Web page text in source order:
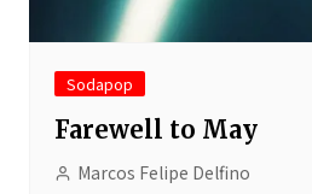
Sodapop
Farewell to May
Marcos Felipe Delfino